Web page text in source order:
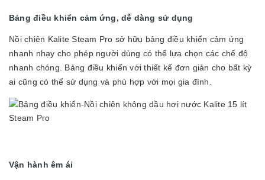
Bảng điều khiển cảm ứng, dễ dàng sử dụng
Nồi chiên Kalite Steam Pro sở hữu bảng điều khiển cảm ứng
nhanh nhạy cho phép người dùng có thể lựa chọn các chế độ
nhanh chóng. Bảng điều khiển với thiết kế đơn giản cho bất kỳ
ai cũng có thể sử dụng và phù hợp với mọi gia đình.
Vận hành êm ái